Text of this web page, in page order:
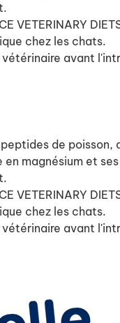
VETERINARY
chez les chats.
avant
de poisson,
magnésium et
VETERINARY
chez les chats.
avant